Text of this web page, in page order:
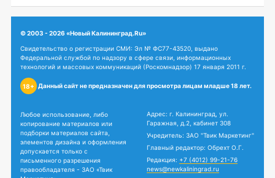
© 2003 - 2026 «Новый Калининград.Ru»
Свидетельство о регистрации СМИ: Эл № ФС77-43520, выдано
Федеральной службой по надзору в сфере связи, информационных
технологий и массовых коммуникаций (Роскомнадзор) 17 января 2011 г.
18+ Данный сайт не предназначен для просмотра лицам младше 18 лет.
Любое использование, либо
копирование материалов или
подборки материалов сайта,
элементов дизайна и оформления
допускается только с
письменного разрешения
правообладателя - ЗАО «Твик
Адрес: г. Калининград, ул.
Гаражная, д.2, кабинет 308
Учредитель: ЗАО "Твик Маркетинг"
Главный редактор: Обрехт О.Г.
Редакция: +7 (4012) 99-21-76
news@newkaliningrad.ru